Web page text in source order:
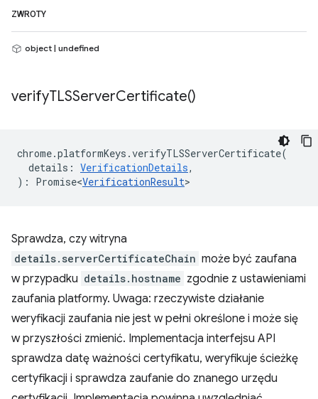
ZWROTY
object | undefined
verifyTLSServerCertificate()
chrome.platformKeys .verifyTLSServerCertificate(
details : VerificationDetails,
) : Promise<VerificationResult>
Sprawdza, czy witryna
details.serverCertificateChain może być zaufana
w przypadku details.hostname zgodnie z ustawieniami
zaufania platformy. Uwaga: rzeczywiste działanie
weryfikacji zaufania nie jest w pełni określone i może się
w przyszłości zmienić. Implementacja interfejsu API
sprawdza datę ważności certyfikatu, weryfikuje ścieżkę
certyfikacji i sprawdza zaufanie do znanego urzędu